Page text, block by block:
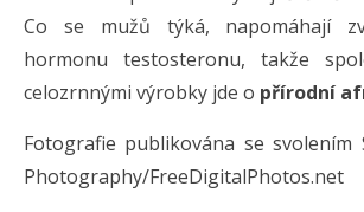
Co se mužů týká, napomáhají
hormonu testosteronu, takže
celozrnnými výrobky jde o přírodní
Fotografie publikována se svolením
Photography/FreeDigitalPhotos.net